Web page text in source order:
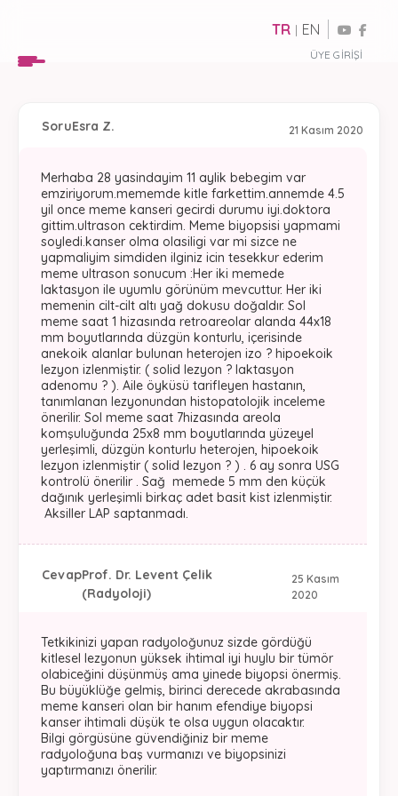
ÜYE GIRIŞI
TR | EN
21 Kasım 2020
SoruEsra Z.
Merhaba 28 yasindayim 11 aylik bebegim var
emziriyorum.mememde kitle farkettim.annemde 4.5
yil once meme kanseri gecirdi durumu iyi.doktora
gittim.ultrason cektirdim. Meme biyopsisi yapmami
soyledi.kanser olma olasiligi var mi sizce ne
yapmaliyim simdiden ilginiz icin tesekkur ederim
meme ultrason sonucum :Her iki memede
laktasyon ile uyumlu görünüm mevcuttur. Her iki
memenin cilt-cilt altı yağ dokusu doğaldır. Sol
meme saat 1 hizasında retroareolar alanda 44x18
mm boyutlarında düzgün konturlu, içerisinde
anekoik alanlar bulunan heterojen izo ? hipoekoik
lezyon izlenmiştir. ( solid lezyon ? laktasyon
adenomu ? ). Aile öyküsü tarifleyen hastanın,
tanımlanan lezyonundan histopatolojik inceleme
önerilir. Sol meme saat 7hizasında areola
komşuluğunda 25x8 mm boyutlarında yüzeyel
yerleşimli, düzgün konturlu heterojen, hipoekoik
lezyon izlenmiştir ( solid lezyon ? ) . 6 ay sonra USG
kontrolü önerilir . Sağ memede 5 mm den küçük
dağınık yerleşimli birkaç adet basit kist izlenmiştir.
Aksiller LAP saptanmadı.
25 Kasım
2020
CevapProf. Dr. Levent Çelik
(Radyoloji)
Tetkikinizi yapan radyoloğunuz sizde gördüğü
kitlesel lezyonun yüksek ihtimal iyi huylu bir tümör
olabiceğini düşünmüş ama yinede biyopsi önermiş.
Bu büyüklüğe gelmiş, birinci derecede akrabasında
meme kanseri olan bir hanım efendiye biyopsi
kanser ihtimali düşük te olsa uygun olacaktır.
Bilgi görgüsüne güvendiğiniz bir meme
radyoloğuna baş vurmanızı ve biyopsinizi
yaptırmanızı önerilir.